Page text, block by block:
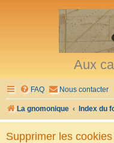
Aux
FAQ Nous contacter
La gnomonique Index du
Supprimer les cookies